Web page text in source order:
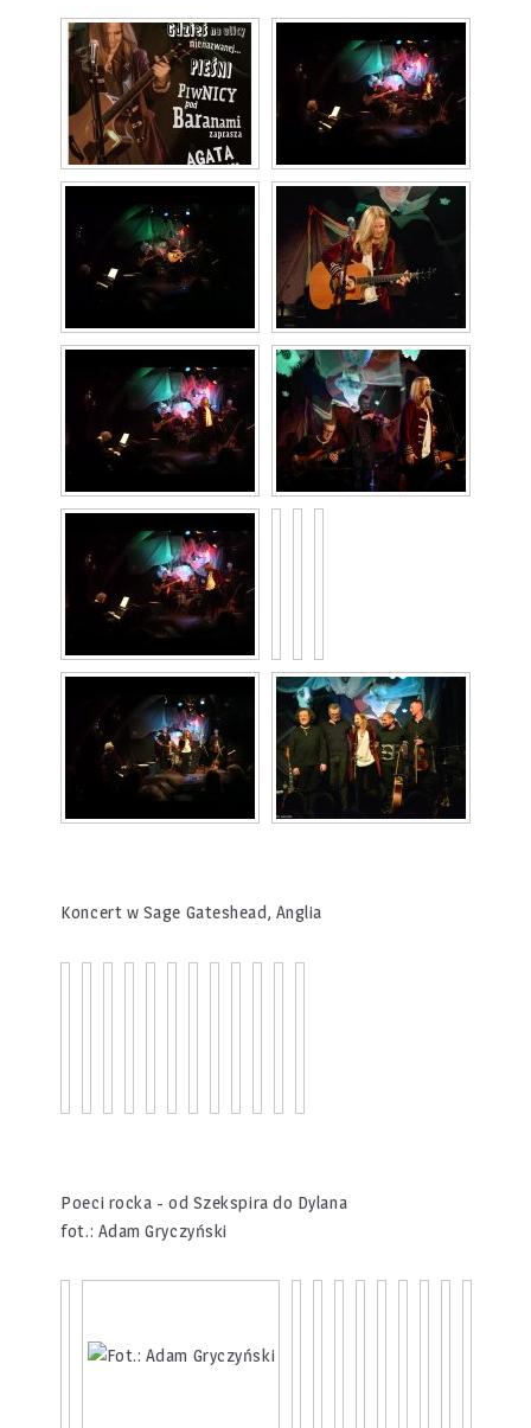
Koncert w Sage Gateshead, Anglia
Poeci rocka - od Szekspira do Dylana
fot.: Adam Gryczyński